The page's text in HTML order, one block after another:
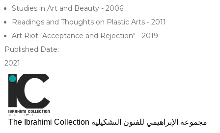
Studies in Art and Beauty - 2006
Readings and Thoughts on Plastic Arts - 2011
Art Riot "Acceptance and Rejection" - 2019
Published Date:
2021